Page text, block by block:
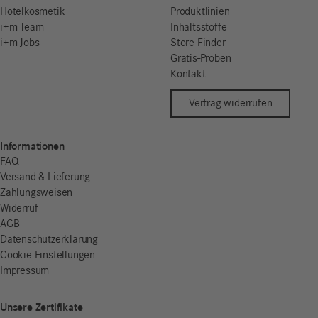
Hotelkosmetik
i+m Team
i+m Jobs
Produktlinien
Inhaltsstoffe
Store-Finder
Gratis-Proben
Kontakt
Vertrag widerrufen
Informationen
FAQ
Versand & Lieferung
Zahlungsweisen
Widerruf
AGB
Datenschutzerklärung
Cookie Einstellungen
Impressum
Unsere Zertifikate